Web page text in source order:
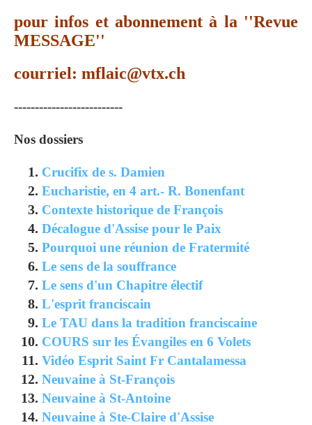
pour infos et abonnement à la ''Revue
MESSAGE''
courriel: mflaic@vtx.ch
--------------------------
Nos dossiers
Crucifix de s. Damien
Eucharistie, en 4 art.- R. Bonenfant
Contexte historique de François
Décalogue d'Assise pour le Paix
Pourquoi une réunion de Fratermité
Le sens de la souffrance
Le sens d'un Chapitre électif
L'esprit franciscain
Le TAU dans la tradition franciscaine
COURS sur les Évangiles en 6 Volets
Vidéo Esprit Saint Fr Cantalamessa
Neuvaine à St-François
Neuvaine à St-Antoine
Neuvaine à Ste-Claire d'Assise